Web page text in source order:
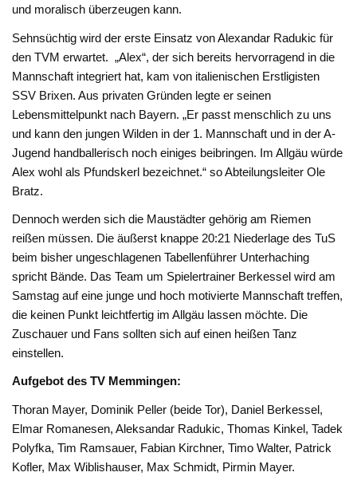
und moralisch überzeugen kann.
Sehnsüchtig wird der erste Einsatz von Alexandar Radukic für
den TVM erwartet. „Alex“, der sich bereits hervorragend in die
Mannschaft integriert hat, kam von italienischen Erstligisten
SSV Brixen. Aus privaten Gründen legte er seinen
Lebensmittelpunkt nach Bayern. „Er passt menschlich zu uns
und kann den jungen Wilden in der 1. Mannschaft und in der A-
Jugend handballerisch noch einiges beibringen. Im Allgäu würde
Alex wohl als Pfundskerl bezeichnet.“ so Abteilungsleiter Ole
Bratz.
Dennoch werden sich die Maustädter gehörig am Riemen
reißen müssen. Die äußerst knappe 20:21 Niederlage des TuS
beim bisher ungeschlagenen Tabellenführer Unterhaching
spricht Bände. Das Team um Spielertrainer Berkessel wird am
Samstag auf eine junge und hoch motivierte Mannschaft treffen,
die keinen Punkt leichtfertig im Allgäu lassen möchte. Die
Zuschauer und Fans sollten sich auf einen heißen Tanz
einstellen.
Aufgebot des TV Memmingen:
Thoran Mayer, Dominik Peller (beide Tor), Daniel Berkessel,
Elmar Romanesen, Aleksandar Radukic, Thomas Kinkel, Tadek
Polyfka, Tim Ramsauer, Fabian Kirchner, Timo Walter, Patrick
Kofler, Max Wiblishauser, Max Schmidt, Pirmin Mayer.